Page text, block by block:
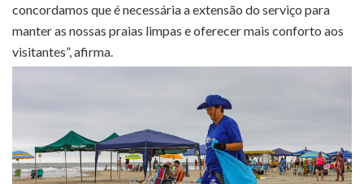
concordamos que é necessária a extensão do serviço para
manter as nossas praias limpas e oferecer mais conforto aos
visitantes”, afirma.